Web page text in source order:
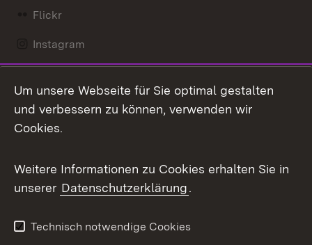
Flickr
Instagram
Mastodon
Messenger
Social Wall
X / Twitter
Youtube
Um unsere Webseite für Sie optimal gestalten
und verbessern zu können, verwenden wir
Cookies.
Weitere Informationen zu Cookies erhalten Sie in
unserer Datenschutzerklärung.
Technisch notwendige Cookies